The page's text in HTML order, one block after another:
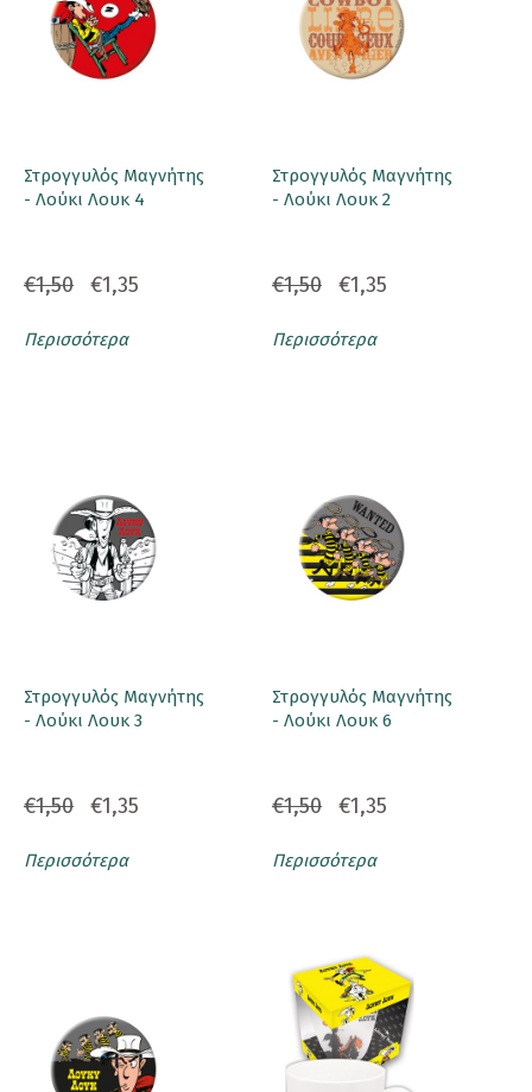
Στρογγυλός Μαγνήτης
- Λούκι Λουκ 4
€1,50 €1,35
Περισσότερα
Στρογγυλός Μαγνήτης
- Λούκι Λουκ 2
€1,50 €1,35
Περισσότερα
Στρογγυλός Μαγνήτης
- Λούκι Λουκ 3
€1,50 €1,35
Περισσότερα
Στρογγυλός Μαγνήτης
- Λούκι Λουκ 6
€1,50 €1,35
Περισσότερα